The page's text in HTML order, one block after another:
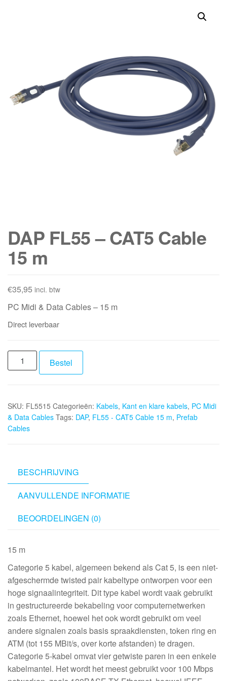
DAP FL55 – CAT5 Cable
15 m
€35,95 incl. btw
PC Midi & Data Cables – 15 m
Direct leverbaar
DAP
FL55
Cable
15
m
Bestel
SKU: FL5515 Categorieën: Kabels, Kant en klare kabels, PC Midi
& Data Cables Tags: DAP, FL55 - CAT5 Cable 15 m, Prefab
Cables
BESCHRIJVING
AANVULLENDE INFORMATIE
BEOORDELINGEN (0)
15 m
Categorie 5 kabel, algemeen bekend als Cat 5, is een niet-
afgeschermde twisted pair kabeltype ontworpen voor een
hoge signaalintegriteit. Dit type kabel wordt vaak gebruikt
in gestructureerde bekabeling voor computernetwerken
zoals Ethernet, hoewel het ook wordt gebruikt om veel
andere signalen zoals basis spraakdiensten, token ring en
ATM (tot 155 MBit/s, over korte afstanden) te dragen.
Categorie 5-kabel omvat vier getwiste paren in een enkele
kabelmantel. Het wordt het meest gebruikt voor 100 Mbps